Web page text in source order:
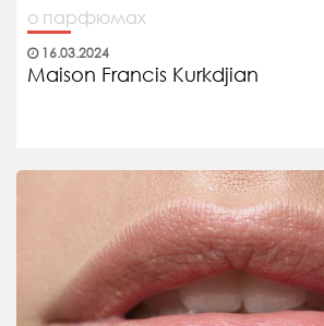
о парфюмах
16.03.2024
Maison Francis Kurkdjian